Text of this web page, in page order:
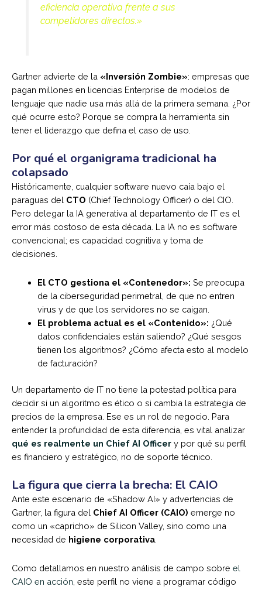
eficiencia operativa frente a sus
competidores directos.»
Gartner advierte de la «Inversión Zombie»: empresas que
pagan millones en licencias Enterprise de modelos de
lenguaje que nadie usa más allá de la primera semana. ¿Por
qué ocurre esto? Porque se compra la herramienta sin
tener el liderazgo que defina el caso de uso.
Por qué el organigrama tradicional ha
colapsado
Históricamente, cualquier software nuevo caía bajo el
paraguas del CTO (Chief Technology Officer) o del CIO.
Pero delegar la IA generativa al departamento de IT es el
error más costoso de esta década. La IA no es software
convencional; es capacidad cognitiva y toma de
decisiones.
El CTO gestiona el «Contenedor»: Se preocupa
de la ciberseguridad perimetral, de que no entren
virus y de que los servidores no se caigan.
El problema actual es el «Contenido»: ¿Qué
datos confidenciales están saliendo? ¿Qué sesgos
tienen los algoritmos? ¿Cómo afecta esto al modelo
de facturación?
Un departamento de IT no tiene la potestad política para
decidir si un algoritmo es ético o si cambia la estrategia de
precios de la empresa. Ese es un rol de negocio. Para
entender la profundidad de esta diferencia, es vital analizar
qué es realmente un Chief AI Officer y por qué su perfil
es financiero y estratégico, no de soporte técnico.
La figura que cierra la brecha: El CAIO
Ante este escenario de «Shadow AI» y advertencias de
Gartner, la figura del Chief AI Officer (CAIO) emerge no
como un «capricho» de Silicon Valley, sino como una
necesidad de higiene corporativa
Como detallamos en nuestro análisis de campo sobre el
CAIO en acción , este perfil no viene a programar código